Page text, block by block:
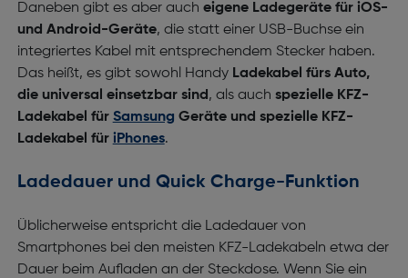
Daneben gibt es aber auch eigene Ladegeräte für iOS-
und Android-Geräte, die statt einer USB-Buchse ein
integriertes Kabel mit entsprechendem Stecker haben.
Das heißt, es gibt sowohl Handy Ladekabel fürs Auto,
die universal einsetzbar sind , als auch spezielle KFZ-
Ladekabel für Samsung Geräte und spezielle KFZ-
Ladekabel für iPhones.
Ladedauer und Quick Charge-Funktion
Üblicherweise entspricht die Ladedauer von
Smartphones bei den meisten KFZ-Ladekabeln etwa der
Dauer beim Aufladen an der Steckdose. Wenn Sie ein